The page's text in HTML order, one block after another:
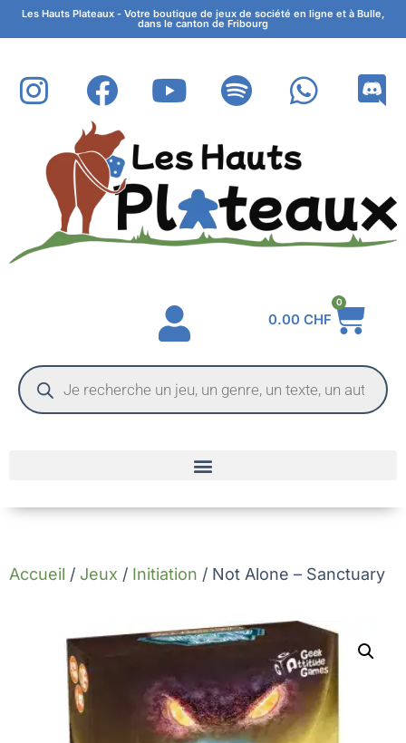
Les Hauts Plateaux - Votre boutique de jeux de société en ligne et à Bulle,
dans le canton de Fribourg
0.00 CHF
0
Accueil / Jeux / Initiation / Not Alone – Sanctuary